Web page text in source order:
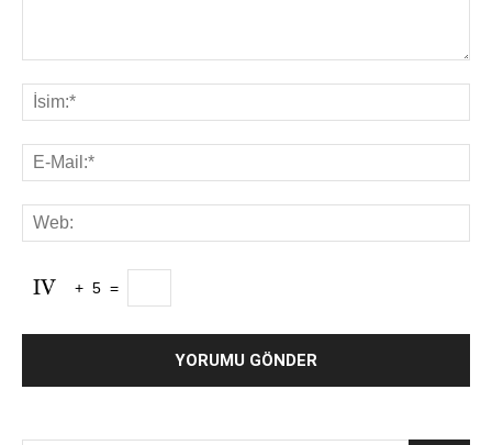
+ 5 =